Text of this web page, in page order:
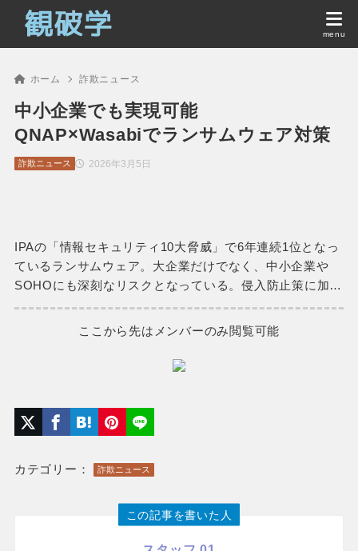
ホーム 詐欺ニュース
中小企業でも実現可能
QNAP×Wasabiでランサムウェア対策
2026年3月5日
詐欺ニュース
IPAの「情報セキュリティ10大脅威」で6年連続1位となっ
ているランサムウェア。大企業だけでなく、中小企業や
SOHOにも深刻なリスクとなっている。侵入防止策に加…
ここから先はメンバーのみ閲覧可能
カテゴリー： 詐欺ニュース
この記事を書いた人